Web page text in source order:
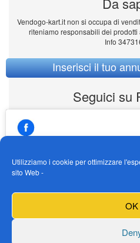
Utilizziamo i cookie per ottimizzare
sito Web -
OK
Vendogo-kart.it non si occupa di
riteniamo responsabili dei
Info
Inserisci il tuo
Seguici su
https://Fai clic per accettare i
abilitare